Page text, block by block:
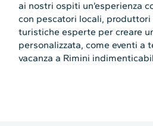
ai nostri ospiti un’esperienza
con pescatori locali,
turistiche esperte per creare
personalizzata, come eventi a
vacanza a Rimini